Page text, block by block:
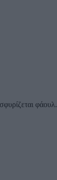
φάουλ.